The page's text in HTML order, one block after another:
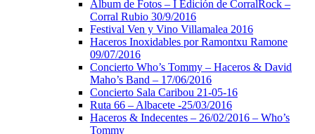
Álbum de Fotos – I Edición de CorralRock –
Corral Rubio 30/9/2016
Festival Ven y Vino Villamalea 2016
Haceros Inoxidables por Ramontxu Ramone
09/07/2016
Concierto Who’s Tommy – Haceros & David
Maho’s Band – 17/06/2016
Concierto Sala Caribou 21-05-16
Ruta 66 – Albacete -25/03/2016
Haceros & Indecentes – 26/02/2016 – Who’s
Tommy